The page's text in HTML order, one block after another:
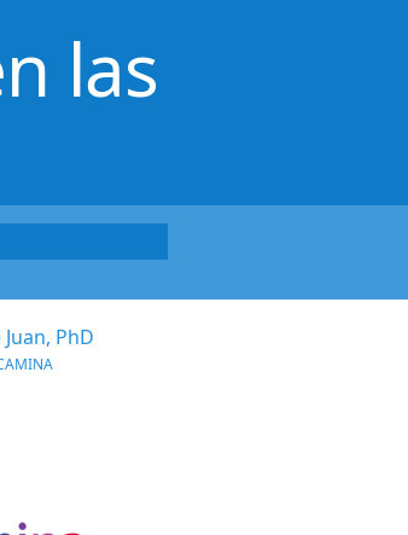
las
PhD